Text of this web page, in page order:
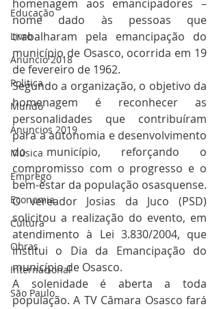
Educação
Livro
Anuncio 2018
Politica
Mundo
Anuncios 2019
Música
Emprego
Economia
Cultura
Obras
Internacional
São Paulo
homenagem aos emancipadores –
nome dado às pessoas que
trabalharam pela emancipação do
município de Osasco, ocorrida em 19
de fevereiro de 1962.
Segundo a organização, o objetivo da
homenagem é reconhecer as
personalidades que contribuíram
para a autonomia e desenvolvimento
do município, reforçando o
compromisso com o progresso e o
bem-estar da população osasquense.
O vereador Josias da Juco (PSD)
solicitou a realização do evento, em
atendimento à Lei 3.830/2004, que
institui o Dia da Emancipação do
município de Osasco.
A solenidade é aberta a toda
população. A TV Câmara Osasco fará